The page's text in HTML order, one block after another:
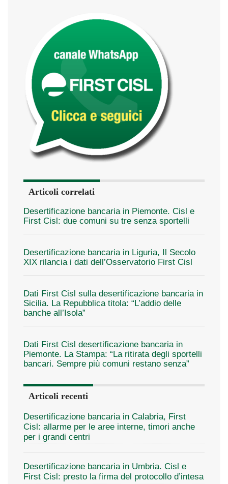
Articoli correlati
Desertificazione bancaria in Piemonte. Cisl e
First Cisl: due comuni su tre senza sportelli
Desertificazione bancaria in Liguria, Il Secolo
XIX rilancia i dati dell’Osservatorio First Cisl
Dati First Cisl sulla desertificazione bancaria in
Sicilia. La Repubblica titola: “L’addio delle
banche all’Isola”
Dati First Cisl desertificazione bancaria in
Piemonte. La Stampa: “La ritirata degli sportelli
bancari. Sempre più comuni restano senza”
Articoli recenti
Desertificazione bancaria in Calabria, First
Cisl: allarme per le aree interne, timori anche
per i grandi centri
Desertificazione bancaria in Umbria. Cisl e
First Cisl: presto la firma del protocollo d’intesa